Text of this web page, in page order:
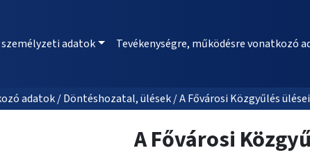
adatok Tevékenységre, működésre vonatkozó
adatok / Döntéshozatal, ülések / A Fővárosi Közgyűlés ülései
A Fővárosi